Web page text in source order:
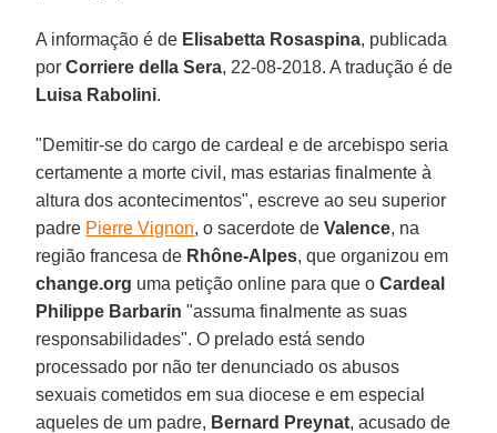
A informação é de Elisabetta Rosaspina, publicada
porCorriere della Sera, 22-08-2018. A tradução é de
Luisa Rabolini.
"Demitir-se do cargo de cardeal e de arcebispo seria
certamente a morte civil, mas estarias finalmente à
altura dos acontecimentos", escreve ao seu superior
padre Pierre Vignon, o sacerdote deValence, na
região francesa de Rhône-Alpes, que organizou em
change.org uma petição online para que oCardeal
Philippe Barbarin "assuma finalmente as suas
responsabilidades". O prelado está sendo
processado por não ter denunciado os abusos
sexuais cometidos em sua diocese e em especial
aqueles de um padre, Bernard Preynat, acusado de